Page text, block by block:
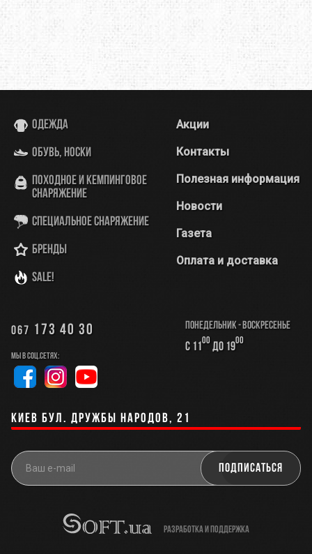
Одежда
Обувь, носки
Походное и кемпинговое
снаряжение
Специальное снаряжение
Бренды
SALE!
Акции
Контакты
Полезная информация
Новости
Газета
Оплата и доставка
067 173 40 30
Мы в соц.сетях:
Понедельник - Воскресенье
с 1100 до 1900
Киев бул. Дружбы Народов, 21
разработка и поддержка